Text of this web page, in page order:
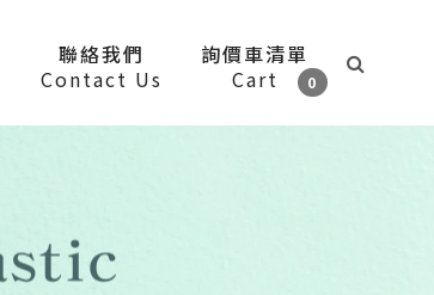
聯絡我們
Contact Us
詢價車清單
Cart 0